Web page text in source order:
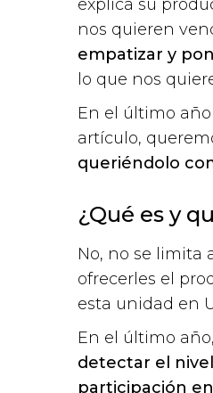
explica su
nos quieren
empatizar y
lo que nos
En el último año
artículo,
queriéndolo
¿Qué es y
No, no se limita
ofrecerles el
esta unidad en
En el último
detectar el
participación